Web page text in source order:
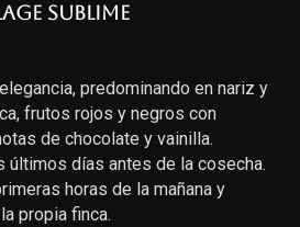
Sublime
predominando en nariz y
frutos rojos y negros con
de chocolate y vainilla.
últimos días antes de la cosecha.
horas de la mañana y
propia finca.